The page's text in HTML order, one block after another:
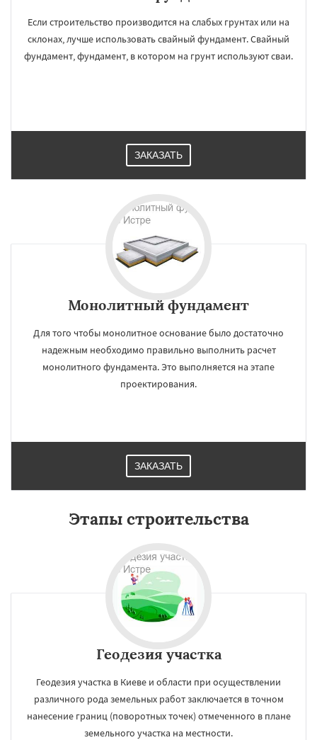
Если строительство производится на слабых грунтах или на
склонах, лучше использовать свайный фундамент. Свайный
фундамент, фундамент, в котором на грунт используют сваи.
ЗАКАЗАТЬ
Монолитный фундамент
Для того чтобы монолитное основание было достаточно
надежным необходимо правильно выполнить расчет
монолитного фундамента. Это выполняется на этапе
проектирования.
ЗАКАЗАТЬ
Этапы строительства
Геодезия участка
Геодезия участка в Киеве и области при осуществлении
различного рода земельных работ заключается в точном
нанесение границ (поворотных точек) отмеченного в плане
земельного участка на местности.